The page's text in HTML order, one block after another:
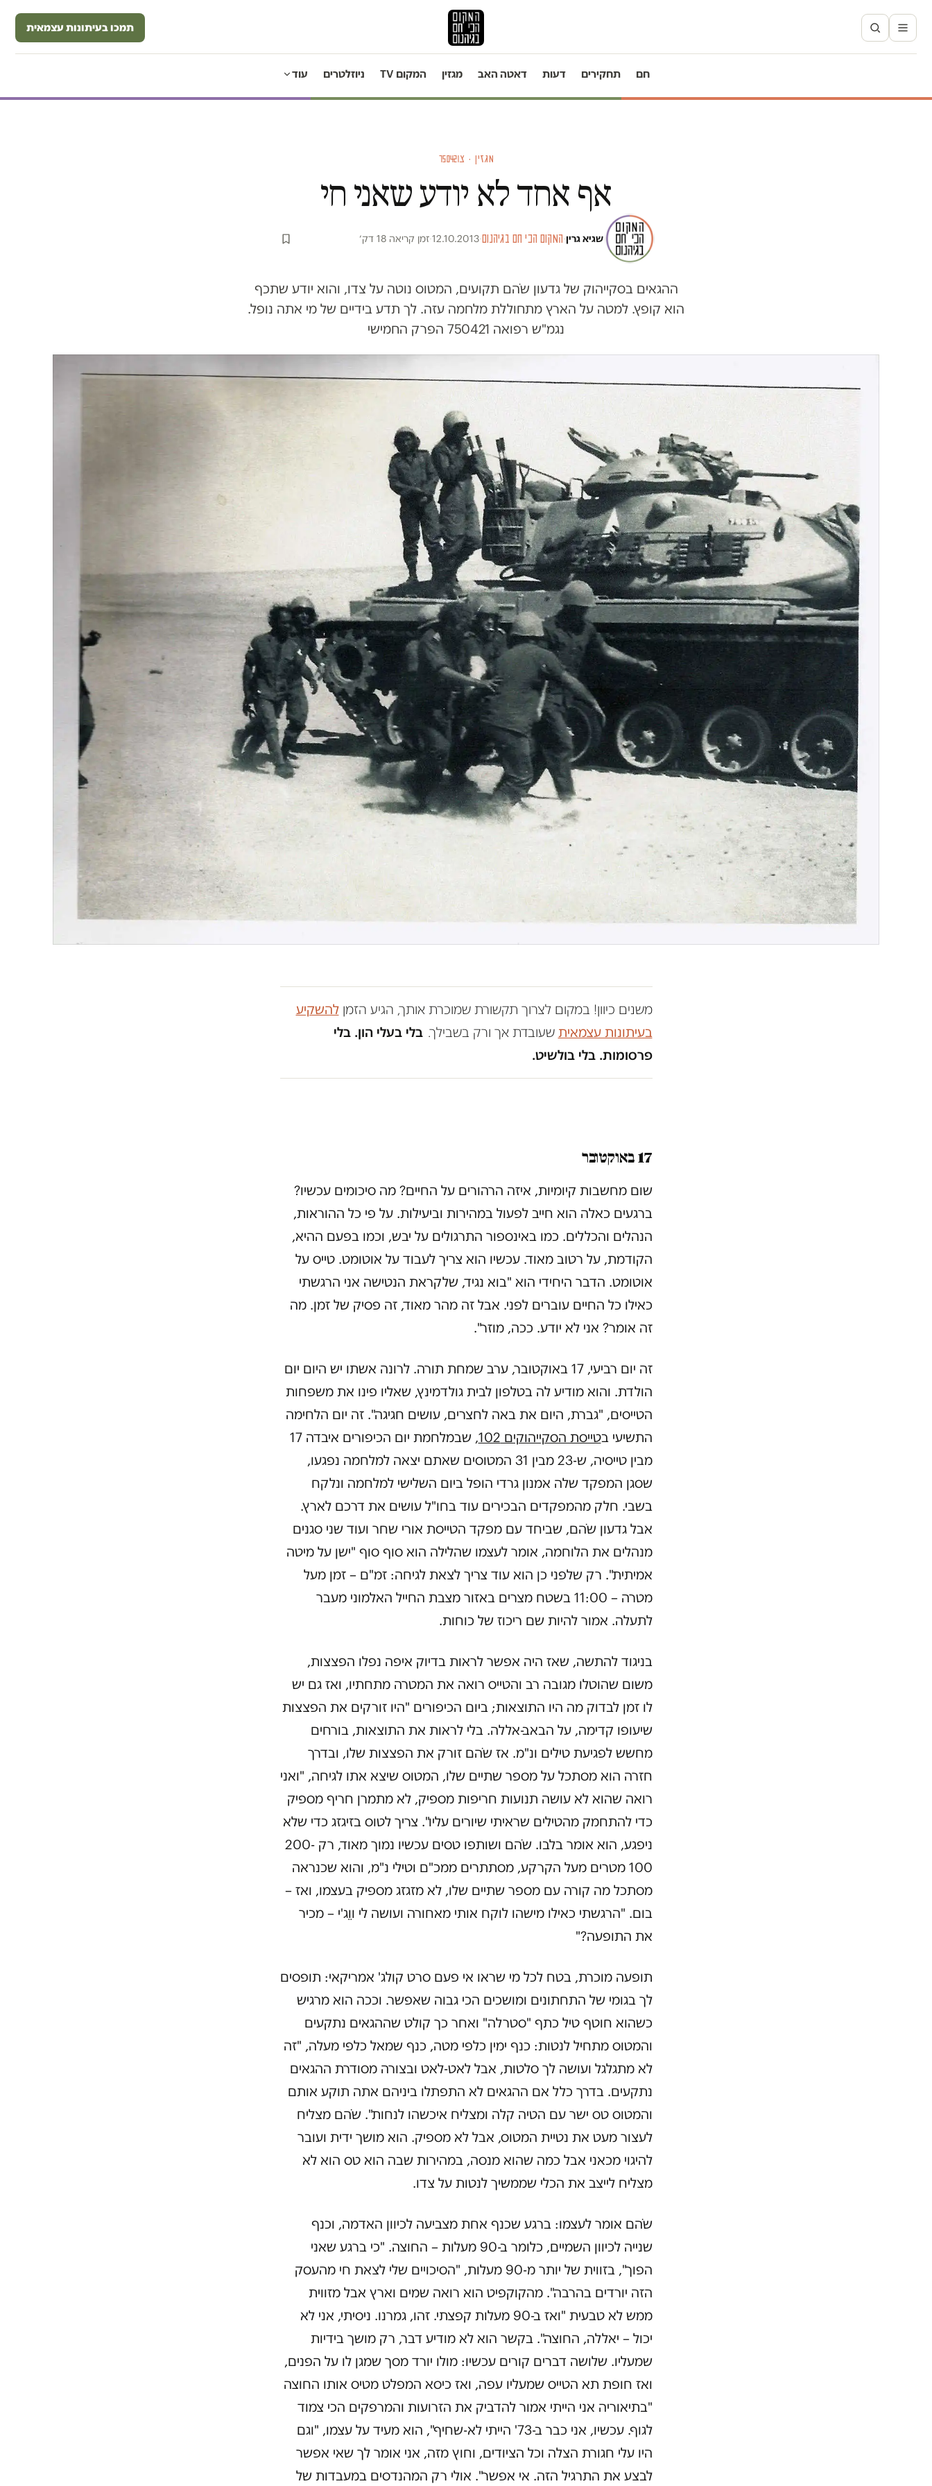
תמכו בעיתונות עצמאית
חם תחקירים דעות דאטה האב מגזין המקום TV ניוזלטרים עוד
מגזין · צ750421
אף אחד לא יודע שאני חי
שגיא גרין·המקום הכי חם בגיהנום·
12.10.2013
·זמן קריאה 18 דק׳
ההגאים בסקייהוק של גדעון שֹהם תקועים, המטוס נוטה על צדו, והוא יודע שתכף
הוא קופץ. למטה על הארץ מתחוללת מלחמה עזה. לך תדע בידיים של מי אתה נופל.
נגמ"ש רפואה 750421 הפרק החמישי
משנים כיוון! במקום לצרוך תקשורת שמוכרת אותך, הגיע הזמןלהשקיע
בעיתונות עצמאית שעובדת אך ורק בשבילך. בלי בעלי הון. בלי
פרסומות. בלי בולשיט.
17 באוקטובר
שום מחשבות קיומיות, איזה הרהורים על החיים? מה סיכומים עכשיו?
ברגעים כאלה הוא חייב לפעול במהירות וביעילות. על פי כל ההוראות,
הנהלים והכללים. כמו באינספור התרגולים על יבש, וכמו בפעם ההיא,
הקודמת, על רטוב מאוד. עכשיו הוא צריך לעבוד על אוטומט. טייס על
אוטומט. הדבר היחידי הוא "בוא נגיד, שלקראת הנטישה אני הרגשתי
כאילו כל החיים עוברים לפני. אבל זה מהר מאוד, זה פסיק של זמן. מה
זה אומר? אני לא יודע. ככה, מוזר".
זה יום רביעי, 17 באוקטובר, ערב שמחת תורה. לרונה אשתו יש היום יום
הולדת. והוא מודיע לה בטלפון לבית גולדמינץ, שאליו פינו את משפחות
הטייסים, "גברת, היום את באה לחצרים, עושים חגיגה". זה יום הלחימה
התשיעי בטייסת הסקייהוקים 102
, שבמלחמת יום הכיפורים איבדה 17
מבין טייסיה, ש-23 מבין 31 המטוסים שאתם יצאה למלחמה נפגעו,
שסגן המפקד שלה אמנון גרדי הופל ביום השלישי למלחמה ונלקח
בשבי. חלק מהמפקדים הבכירים עוד בחו"ל עושים את דרכם לארץ.
אבל גדעון שֹהם, שביחד עם מפקד הטייסת אורי שחר ועוד שני סגנים
מנהלים את הלוחמה, אומר לעצמו שהלילה הוא סוף סוף "ישן על מיטה
אמיתית". רק שלפני כן הוא עוד צריך לצאת לגיחה: זמ"ם – זמן מעל
מטרה – 11:00 בשטח מצרים באזור מצבת החייל האלמוני מעבר
לתעלה. אמור להיות שם ריכוז של כוחות.
בניגוד להתשה, שאז היה אפשר לראות בדיוק איפה נפלו הפצצות,
משום שהוטלו מגובה רב והטייס רואה את המטרה מתחתיו, ואז גם יש
לו זמן לבדוק מה היו התוצאות; ביום הכיפורים "היו זורקים את הפצצות
שיעופו קדימה, על הבאב-אללה. בלי לראות את התוצאות, בורחים
מחשש לפגיעת טילים ונ"מ. אז שֹהם זורק את הפצצות שלו, ובדרך
חזרה הוא מסתכל על מספר שתיים שלו, המטוס שיצא אתו לגיחה, "ואני
רואה שהוא לא עושה תנועות חריפות מספיק, לא מתמרן חריף מספיק
כדי להתחמק מהטילים שראיתי שיורים עליו". צריך לטוס בזיגזג כדי שלא
ניפגע, הוא אומר בלבו. שֹהם ושותפו טסים עכשיו נמוך מאוד, רק 200-
100 מטרים מעל הקרקע, מסתתרים ממכ"ם וטילי נ"מ, והוא שכנראה
מסתכל מה קורה עם מספר שתיים שלו, לא מזגזג מספיק בעצמו, ואז –
בום. "הרגשתי כאילו מישהו לוקח אותי מאחורה ועושה לי ווֵג'י – מכיר
את התופעה?"
תופעה מוכרת, בטח לכל מי שראו אי פעם סרט קולג' אמריקאי: תופסים
לך בגומי של התחתונים ומושכים הכי גבוה שאפשר. וככה הוא מרגיש
כשהוא חוטף טיל כתף "סטרלה" ואחר כך קולט שההגאים נתקעים
והמטוס מתחיל לנטות: כנף ימין כלפי מטה, כנף שמאל כלפי מעלה, "זה
לא מתגלגל ועושה לך סלטות, אבל לאט-לאט ובצורה מסודרת ההגאים
נתקעים. בדרך כלל אם ההגאים לא התפתלו ביניהם אתה תוקע אותם
והמטוס טס ישר עם הטיה קלה ומצליח איכשהו לנחות". שֹהם מצליח
לעצור מעט את נטיית המטוס, אבל לא מספיק. הוא מושך ידית ועובר
להיגוי מכאני אבל כמה שהוא מנסה, במהירות שבה הוא טס הוא לא
מצליח לייצב את הכלי שממשיך לנטות על צדו.
שֹהם אומר לעצמו: ברגע שכנף אחת מצביעה לכיוון האדמה, וכנף
שנייה לכיוון השמיים, כלומר ב-90 מעלות – החוצה. "כי ברגע שאני
הפוך", בזווית של יותר מ-90 מעלות, "הסיכויים שלי לצאת חי מהעסק
הזה יורדים בהרבה". מהקוקפיט הוא רואה שמים וארץ אבל מזווית
ממש לא טבעית "ואז ב-90 מעלות קפצתי. זהו, גמרנו. ניסיתי, אני לא
יכול – יאללה, החוצה". בקשר הוא לא מודיע דבר, רק מושך בידיות
שמעליו. שלושה דברים קורים עכשיו: מולו יורד מסך שמגן לו על הפנים,
ואז חופת תא הטייס שמעליו עפה, ואז כיסא המפלט מטיס אותו החוצה
"בתיאוריה אני הייתי אמור להדביק את הזרועות והמרפקים הכי צמוד
לגוף. עכשיו, אני כבר ב-73' הייתי לא-שחיף", הוא מעיד על עצמו, "וגם
היו עלי חגורת הצלה וכל הציודים, וחוץ מזה, אני אומר לך שאי אפשר
לבצע את התרגיל הזה. אי אפשר". אולי רק המהנדסים במעבדות של